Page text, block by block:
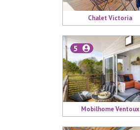
Chalet Victoria
Mobilhome Ventoux
5